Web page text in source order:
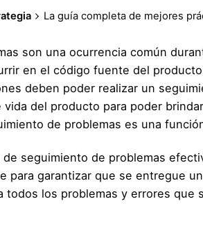
La guía completa de mejores
son una ocurrencia común
en el código fuente del
deben poder realizar un
vida del producto para poder
de problemas es una
de seguimiento de problemas
para garantizar que se entregue
todos los problemas y errores